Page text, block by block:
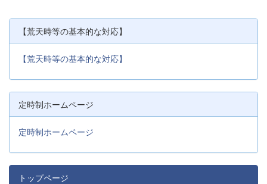
【荒天時等の基本的な対応】
【荒天時等の基本的な対応】
定時制ホームページ
定時制ホームページ
トップページ